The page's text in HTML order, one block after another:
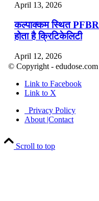
April 13, 2026
कल्पाक्कम स्थित PFBR
होता है क्रिटिकेलिटी
April 12, 2026
April 9, 2026
नासा का आर्टेमिस-2
पहुंचा
April 7, 2026
© Copyright - edudose.com
Link to Facebook
Link to X
Privacy Policy
About |Contact
Scroll to top